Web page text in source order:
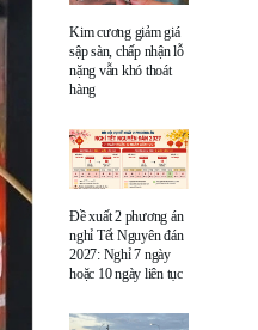
Kim cương giảm giá
sập sàn, chấp nhận lỗ
nặng vẫn khó thoát
hàng
Đề xuất 2 phương án
nghỉ Tết Nguyên đán
2027: Nghỉ 7 ngày
hoặc 10 ngày liên tục